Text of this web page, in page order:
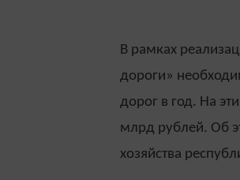
В рамках
дороги»
дорог в год. На
млрд рублей. Об
хозяйства